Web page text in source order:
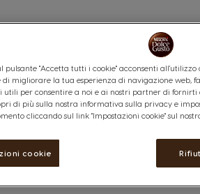
ordinare telefonicamente
dalle 8:00 alle 22:00. Per maggiori
pulsante "Accetta tutti i cookie" acconsenti
di migliorare la tua esperienza di navigazione web,
utili per consentire a noi e ai nostri partner di
di più sulla nostra informativa sulla privacy e
cliccando sul link "Impostazioni cookie" sul
cookie